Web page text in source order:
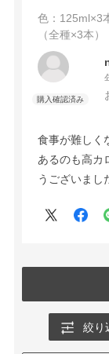
色：125ml×3
（全種×3本）
食事が難しく
あるのも高カ
うございまし
絞り